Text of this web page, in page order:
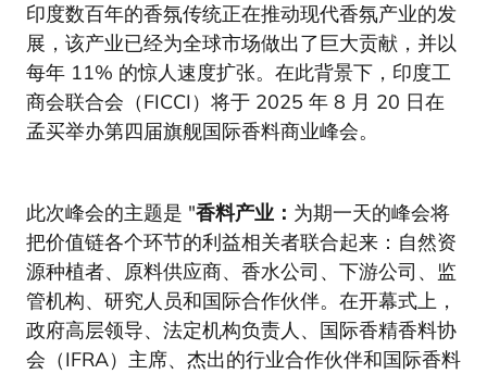
印度数百年的香氛传统正在推动现代香氛产业的发
展，该产业已经为全球市场做出了巨大贡献，并以
每年 11% 的惊人速度扩张。在此背景下，印度工
商会联合会（FICCI）将于 2025 年 8 月 20 日在
孟买举办第四届旗舰国际香料商业峰会。
此次峰会的主题是 "香料产业： 为期一天的峰会将
把价值链各个环节的利益相关者联合起来：自然资
源种植者、原料供应商、香水公司、下游公司、监
管机构、研究人员和国际合作伙伴。在开幕式上，
政府高层领导、法定机构负责人、国际香精香料协
会（IFRA）主席、杰出的行业合作伙伴和国际香料